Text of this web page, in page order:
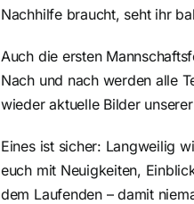
Nachhilfe braucht, seht ihr
Auch die ersten
Nach und nach werden alle
wieder aktuelle Bilder
Eines ist sicher: Langweilig
euch mit Neuigkeiten,
dem Laufenden – damit